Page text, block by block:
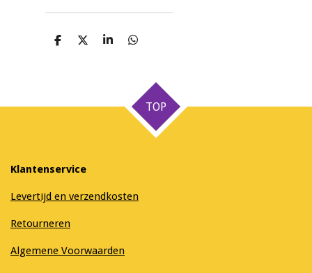
D
D
S
D
TOP
Klantenservice
Levertijd en verzendkosten
Retourneren
Algemene Voorwaarden